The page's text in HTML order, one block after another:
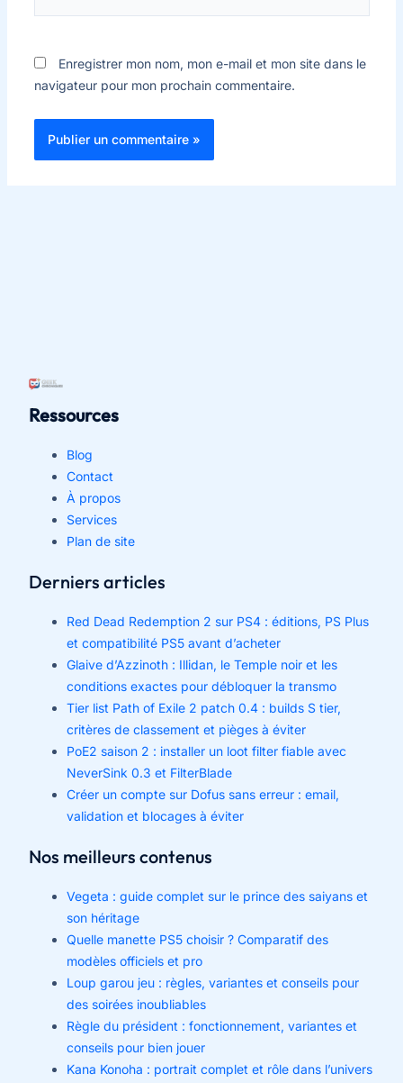
Enregistrer mon nom, mon e-mail et mon site dans le
navigateur pour mon prochain commentaire.
Ressources
Blog
Contact
À propos
Services
Plan de site
Derniers articles
Red Dead Redemption 2 sur PS4 : éditions, PS Plus
et compatibilité PS5 avant d’acheter
Glaive d’Azzinoth : Illidan, le Temple noir et les
conditions exactes pour débloquer la transmo
Tier list Path of Exile 2 patch 0.4 : builds S tier,
critères de classement et pièges à éviter
PoE2 saison 2 : installer un loot filter fiable avec
NeverSink 0.3 et FilterBlade
Créer un compte sur Dofus sans erreur : email,
validation et blocages à éviter
Nos meilleurs contenus
Vegeta : guide complet sur le prince des saiyans et
son héritage
Quelle manette PS5 choisir ? Comparatif des
modèles officiels et pro
Loup garou jeu : règles, variantes et conseils pour
des soirées inoubliables
Règle du président : fonctionnement, variantes et
conseils pour bien jouer
Kana Konoha : portrait complet et rôle dans l’univers